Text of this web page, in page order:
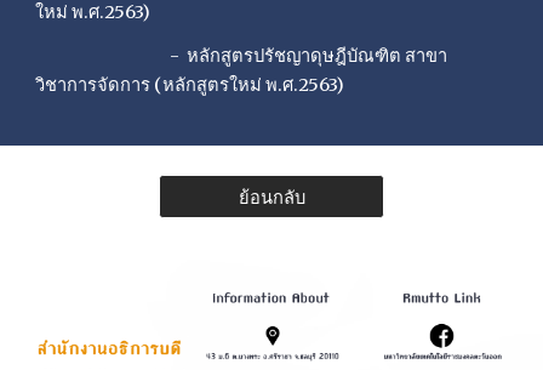
ใหม่ พ.ศ.2563)
- หลักสูตรปรัชญาดุษฎีบัณฑิต สาขา
วิชาการจัดการ (หลักสูตรใหม่ พ.ศ.2563)
ย้อนกลับ